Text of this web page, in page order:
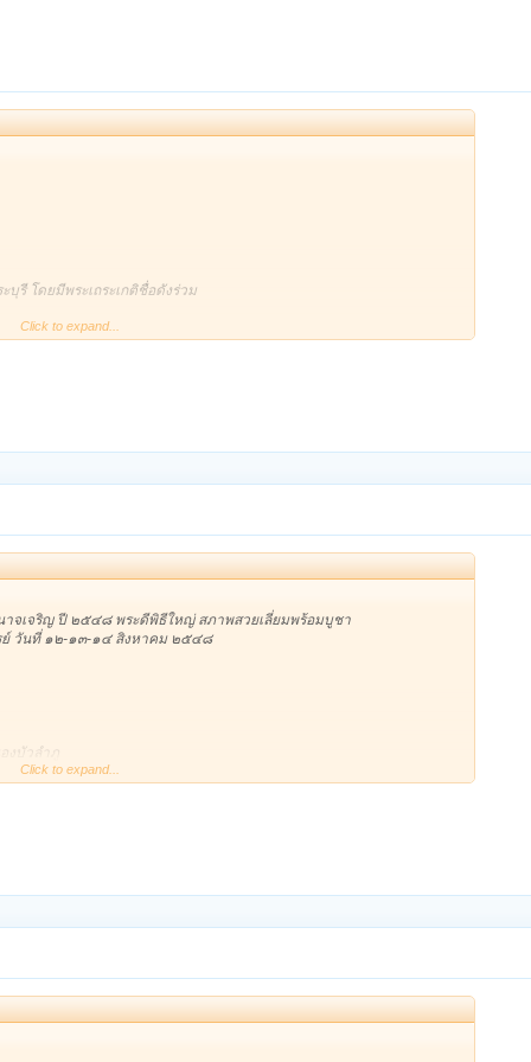
รี โดยมีพระเถระเกติชื่อดังร่วม
Click to expand...
จเจริญ ปี ๒๕๔๘ พระดีพิธีใหญ่ สภาพสวยเลี่ยมพร้อมบูชา
ย์ วันที่ ๑๒-๑๓-๑๔ สิงหาคม ๒๕๔๘
บัวลำภู
ร
งราย
Click to expand...